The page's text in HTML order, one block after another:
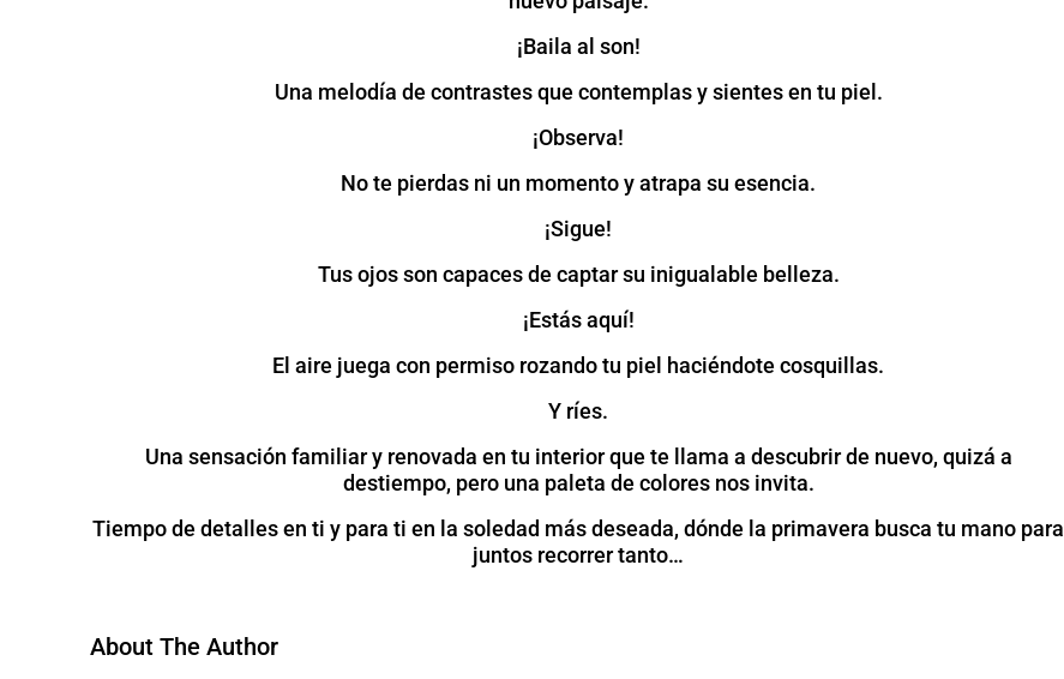
¡Baila al son!
Una melodía de contrastes que contemplas y sientes en tu piel.
¡Observa!
No te pierdas ni un momento y atrapa su esencia.
¡Sigue!
Tus ojos son capaces de captar su inigualable belleza.
¡Estás aquí!
El aire juega con permiso rozando tu piel haciéndote cosquillas.
Y ríes.
Una sensación familiar y renovada en tu interior que te llama a descubrir de nuevo, quizá a
destiempo, pero una paleta de colores nos invita.
Tiempo de detalles en ti y para ti en la soledad más deseada, dónde la primavera busca tu mano para
juntos recorrer tanto…
About The Author